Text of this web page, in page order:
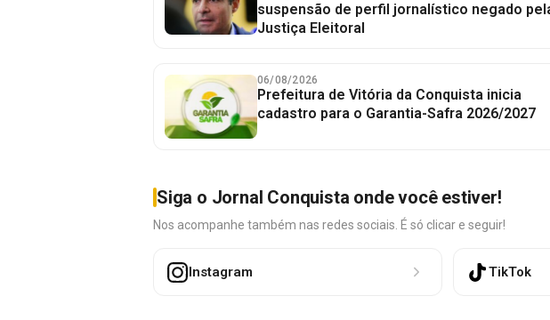
suspensão de perfil jornalístico negado
Justiça Eleitoral
06/08/2026
Prefeitura de Vitória da Conquista inicia
cadastro para o Garantia-Safra 2026/2027
Siga o Jornal Conquista onde você estiver!
Nos acompanhe também nas redes sociais. É só clicar e seguir!
Instagram TikTok